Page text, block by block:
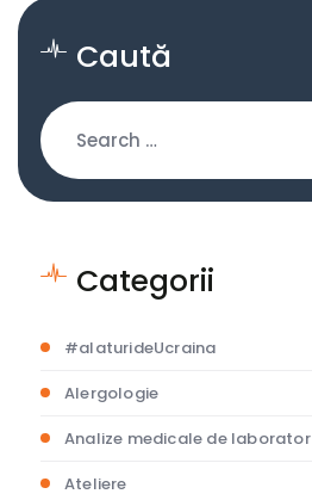
Caută
Categorii
#alaturideUcraina
Alergologie
Analize medicale de laborator
Ateliere